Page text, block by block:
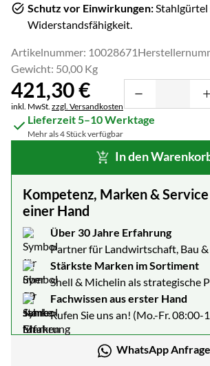
Schutz vor Einwirkungen:
Widerstandsfähigkeit.
Artikelnummer: 10028671
Gewicht: 50,00 Kg
421,30€
Steuerhinweis:
inkl. MwSt. zzgl. Versandkosten
Lieferzeit 5–10 Werktage
Mehr als 4 Stück verfügbar
In den
Kompetenz, Marken & Service
einer Hand
Über 30 Jahre Erfahrung
Partner für Landwirtschaft, Bau
Stärkste Marken im Sortiment
Shell & Michelin als strategische
Fachwissen aus erster Hand
Rufen Sie uns an! (Mo.-Fr. 08:00-
WhatsApp Anfrage